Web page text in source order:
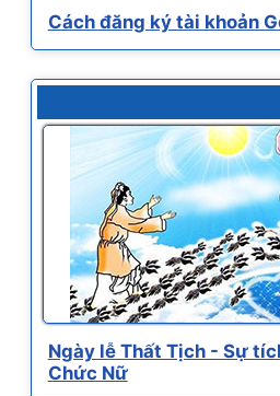
Cách đăng ký tài khoản
Ngày lễ Thất Tịch - Sự
Chức Nữ